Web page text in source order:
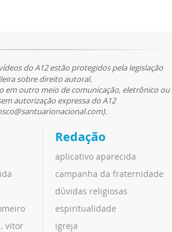
do A12 estão protegidos pela legislação
sobre direito autoral.
em outro meio de comunicação, eletrônico ou
autorização expressa do A12
vitor
Redação
aplicativo aparecida
campanha da fraternidade
dúvidas religiosas
espiritualidade
igreja